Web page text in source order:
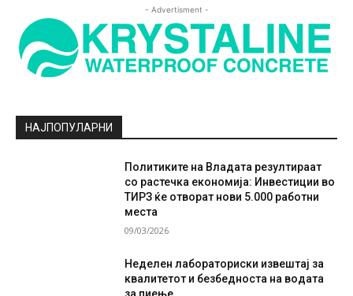
- Advertisment -
НАЈПОПУЛАРНИ
Политиките на Владата резултираат
со растечка економија: Инвестиции во
ТИРЗ ќе отворат нови 5.000 работни
места
09/03/2026
Неделен лабораториски извештај за
квалитетот и безбедноста на водата